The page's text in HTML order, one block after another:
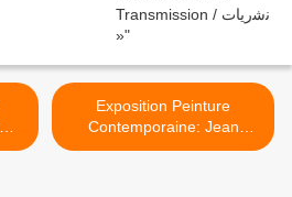
Exposition Peinture
Contemporaine: Jean
Philippe DELHOMME "Los